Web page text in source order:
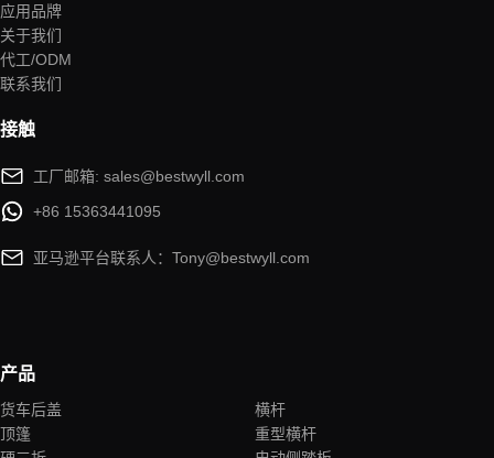
应用品牌
关于我们
代工/ODM
联系我们
接触
工厂邮箱: sales@bestwyll.com
+86 15363441095
亚马逊平台联系人：Tony@bestwyll.com
产品
货车后盖
顶篷
横杆
重型横杆